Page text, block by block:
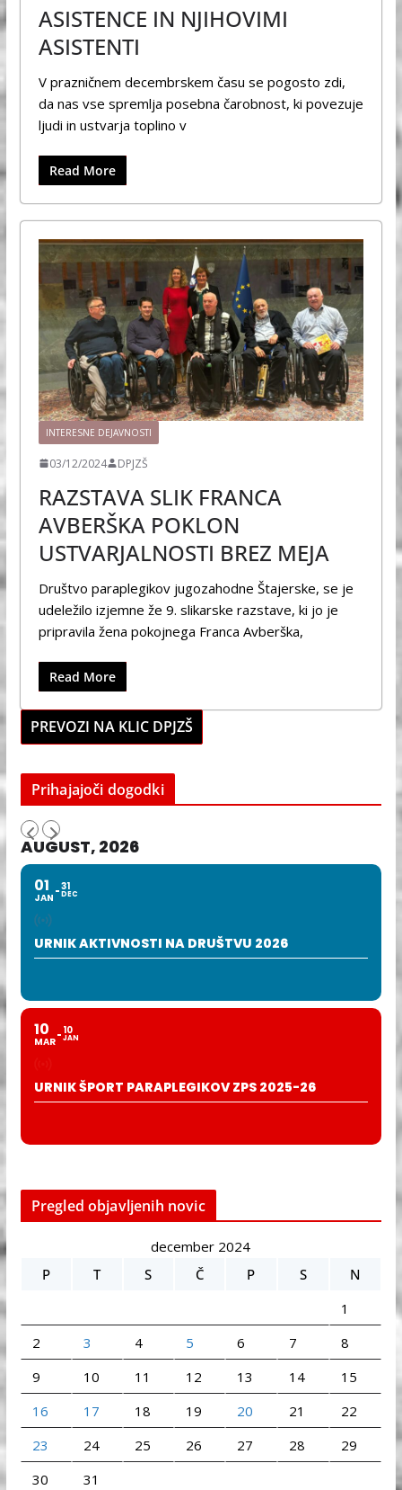
ASISTENCE IN NJIHOVIMI
ASISTENTI
V prazničnem decembrskem času se pogosto zdi,
da nas vse spremlja posebna čarobnost, ki povezuje
ljudi in ustvarja toplino v
Read More
INTERESNE DEJAVNOSTI
03/12/2024 DPJZŠ
RAZSTAVA SLIK FRANCA
AVBERŠKA POKLON
USTVARJALNOSTI BREZ MEJA
Društvo paraplegikov jugozahodne Štajerske, se je
udeležilo izjemne že 9. slikarske razstave, ki jo je
pripravila žena pokojnega Franca Avberška,
Read More
PREVOZI NA KLIC DPJZŠ
Prihajajoči dogodki
AUGUST, 2026
01
JAN
31
DEC
URNIK AKTIVNOSTI NA DRUŠTVU 2026
10
MAR
10
JAN
URNIK ŠPORT PARAPLEGIKOV ZPS 2025-26
Pregled objavljenih novic
december 2024
P
T S Č P S
N
1
2
3 4 5 6 7
8
9
10 11 12 13 14
15
16
17 18 19 20 21
22
23
24 25 26 27 28
29
30
31